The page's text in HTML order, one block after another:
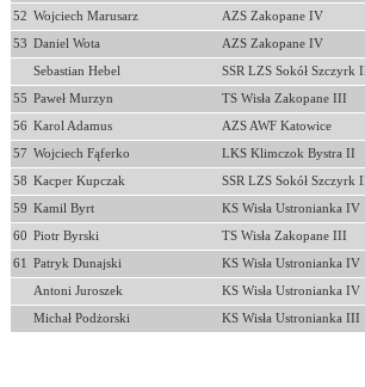
52 Wojciech Marusarz AZS Zakopane IV
53 Daniel Wota AZS Zakopane IV
Sebastian Hebel SSR LZS Sokół Szczyrk
55 Paweł Murzyn TS Wisła Zakopane III
56 Karol Adamus AZS AWF Katowice
57 Wojciech Fąferko LKS Klimczok Bystra II
58 Kacper Kupczak SSR LZS Sokół Szczyrk
59 Kamil Byrt KS Wisła Ustronianka IV
60 Piotr Byrski TS Wisła Zakopane III
61 Patryk Dunajski KS Wisła Ustronianka IV
Antoni Juroszek KS Wisła Ustronianka IV
Michał Podżorski KS Wisła Ustronianka III